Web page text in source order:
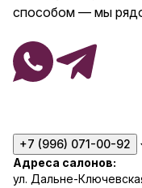
способом — мы
+7 (996) 071-00-92
Адреса салонов:
ул. Дальне-